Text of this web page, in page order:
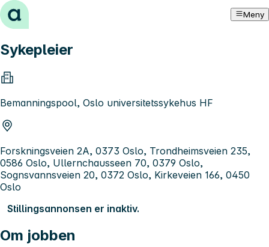
Hopp til innhold Meny
Sykepleier
Bemanningspool, Oslo universitetssykehus HF
Forskningsveien 2A, 0373 Oslo, Trondheimsveien 235,
0586 Oslo, Ullernchausseen 70, 0379 Oslo,
Sognsvannsveien 20, 0372 Oslo, Kirkeveien 166, 0450
Oslo
Stillingsannonsen er inaktiv.
Om jobben